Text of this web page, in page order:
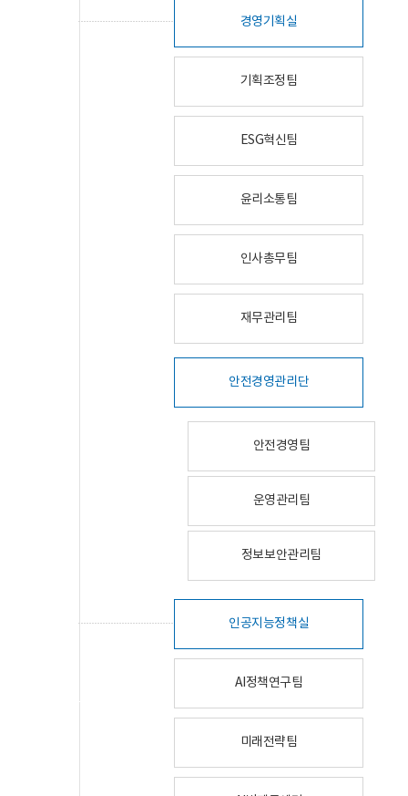
경영기획실
기획조정팀
ESG혁신팀
윤리소통팀
인사총무팀
재무관리팀
안전경영관리단
안전경영팀
운영관리팀
정보보안관리팀
인공지능정책실
AI정책연구팀
미래전략팀